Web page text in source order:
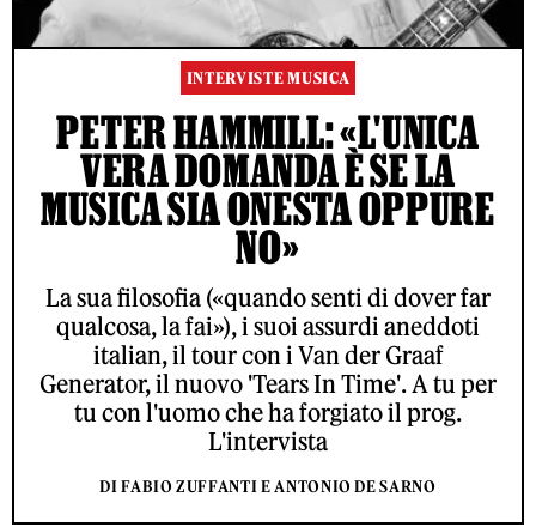
INTERVISTE MUSICA
PETER HAMMILL: «L'UNICA
VERA DOMANDA È SE LA
MUSICA SIA ONESTA OPPURE
NO»
La sua filosofia («quando senti di dover far
qualcosa, la fai»), i suoi assurdi aneddoti
italian, il tour con i Van der Graaf
Generator, il nuovo 'Tears In Time'. A tu per
tu con l'uomo che ha forgiato il prog.
L'intervista
DI FABIO ZUFFANTI E ANTONIO DE SARNO